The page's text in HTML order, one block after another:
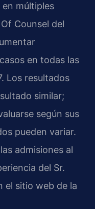
múltiples
Counsel del
en todas las
Los resultados
similar;
según sus
pueden variar.
admisiones al
del Sr.
el sitio web de la